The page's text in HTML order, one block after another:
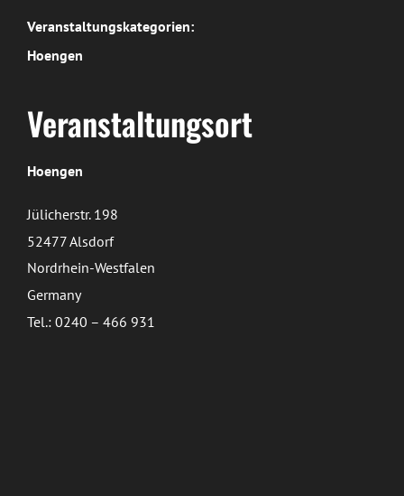
Veranstaltungskategorien:
Hoengen
Veranstaltungsort
Hoengen
Jülicherstr. 198
52477 Alsdorf
Nordrhein-Westfalen
Germany
Tel.: 0240 – 466 931